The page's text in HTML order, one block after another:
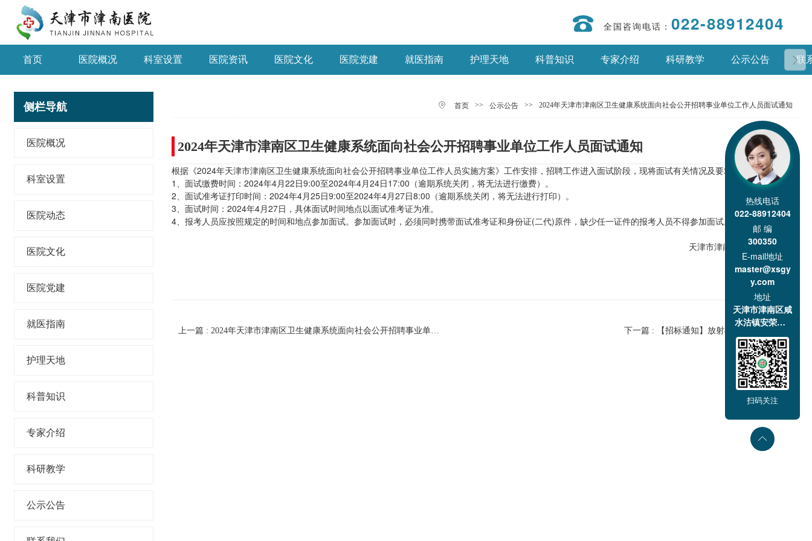
全国咨询电话： 022-88912404
首页 医院概况 科室设置 医院资讯 医院文化 医院党建 就医指南 护理天地 科普知识 专家介绍 科研教学 公示公告 联
侧栏导航
医院概况
科室设置
医院动态
医院文化
医院党建
就医指南
护理天地
科普知识
专家介绍
科研教学
公示公告
首页 >> 公示公告 >> 2024年天津市津南区卫生健康系统面向社会公开招聘事业单位工作人员面试通知
2024年天津市津南区卫生健康系统面向社会公开招聘事业单位工作人员面试通知
根据《2024年天津市津南区卫生健康系统面向社会公开招聘事业单位工作人员实施方案》工作安排，招聘工作进入面试阶段，现将面试有关情况及要求通知如下：
1、面试缴费时间：2024年4月22日9:00至2024年4月24日17:00（逾期系统关闭，将无法进行缴费）。
2、面试准考证打印时间：2024年4月25日9:00至2024年4月27日8:00（逾期系统关闭，将无法进行打印）。
3、面试时间：2024年4月27日，具体面试时间地点以面试准考证为准。
4、报考人员应按照规定的时间和地点参加面试。参加面试时，必须同时携带面试准考证和身份证(二代)原件，缺少任一证件的报考人员不得参加面试。
天津市津南区卫生健康委员会
2024年4月11日
下一篇 : 【招标通知】放射机防护门维修改造
热线电话
022-88912404
邮 编
300350
E-mail地址
master@xsgy
y.com
地址
天津市津南区咸
水沽镇安荣道1
号
扫码关注